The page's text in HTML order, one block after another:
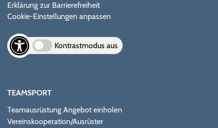
Erklärung zur Barrierefreiheit
Cookie-Einstellungen anpassen
Kontrastmodus aus
TEAMSPORT
Teamausrüstung Angebot einholen
Vereinskooperation/Ausrüster